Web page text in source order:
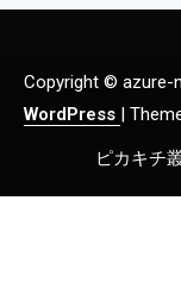
Copyright © azure-
WordPress |
ピカキチ